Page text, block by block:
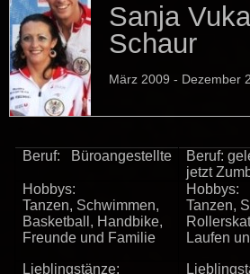
Sanja
Schaur
März 2009 - Dezember
Beruf: Büroangestellte
Beruf:
jetzt
Hobbys:
Tanzen, Schwimmen,
Basketball, Handbike,
Freunde und Familie
Hobbys:
Tanzen,
Laufen
Lieblingstänze: